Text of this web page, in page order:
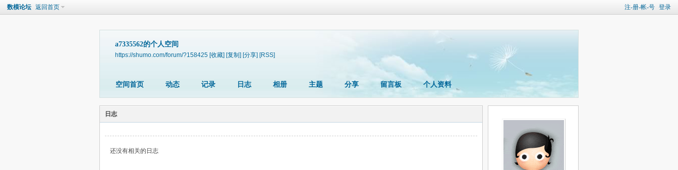
注-册-帐-号 登录
数模论坛 返回首页
a7335562的个人空间
https://shumo.com/forum/?158425 [收藏] [复制] [分享] [RSS]
空间首页 动态 记录 日志 相册 主题 分享 留言板 个人资料
日志
还没有相关的日志